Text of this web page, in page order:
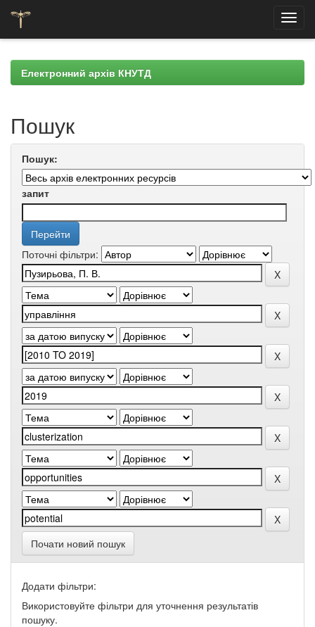
navigationЕлектронний архів КНУТД
Пошук
Пошук:
запит
Поточні фільтри:
Почати новий пошук
Додати фільтри:
Використовуйте фільтри для уточнення результатів
пошуку.